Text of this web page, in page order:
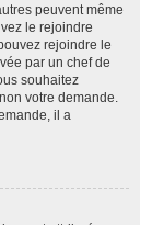
peuvent même
le rejoindre
rejoindre le
par un chef de
souhaitez
votre demande.
il a